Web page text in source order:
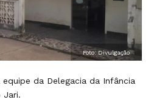
Foto: Divulgação
da Delegacia da Infância
Jari.